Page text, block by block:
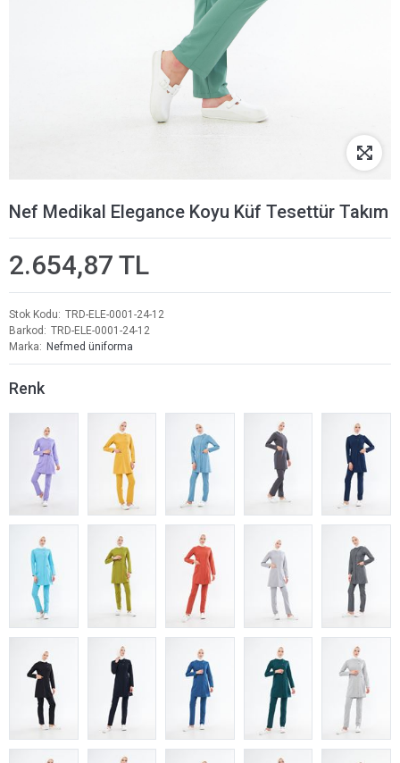
Nef Medikal Elegance Koyu Küf Tesettür Takım
2.654,87 TL
Stok Kodu
TRD-ELE-0001-24-12
Barkod
TRD-ELE-0001-24-12
Marka
Nefmed üniforma
Renk